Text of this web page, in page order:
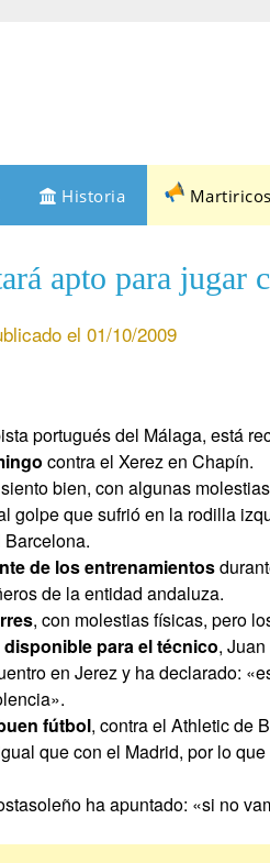
Historia
apto para jugar
el 01/10/2009
portugués del Málaga, está
contra el Xerez en Chapín.
bien, con algunas
golpe que sufrió en la rodilla
de los entrenamientos
de la entidad andaluza.
, con molestias físicas, pero
disponible para el técnico,
en Jerez y ha declarado:
fútbol, contra el Athletic de
que con el Madrid, por lo
ha apuntado: «si no